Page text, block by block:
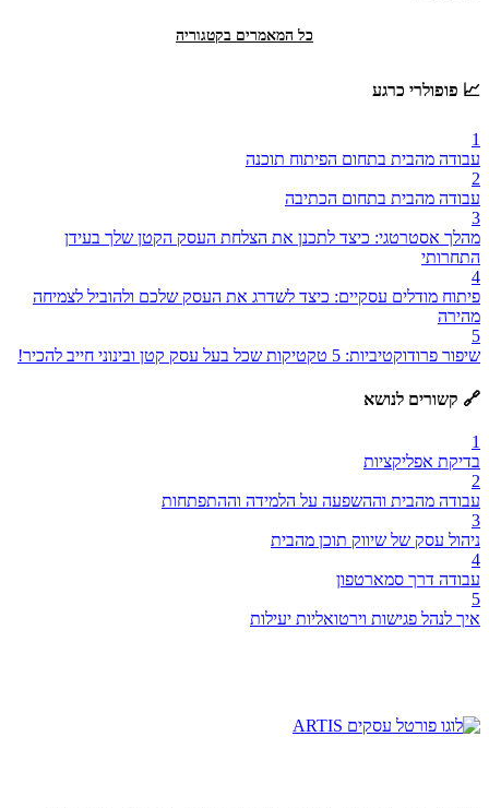
כל המאמרים בקטגוריה
📈 פופולרי כרגע
1
עבודה מהבית בתחום הפיתוח תוכנה
2
עבודה מהבית בתחום הכתיבה
3
מהלך אסטרטגי: כיצד לתכנן את הצלחת העסק הקטן שלך בעידן
התחרותי
4
פיתוח מודלים עסקיים: כיצד לשדרג את העסק שלכם ולהוביל לצמיחה
מהירה
5
שיפור פרודוקטיביות: 5 טקטיקות שכל בעל עסק קטן ובינוני חייב להכיר!
🔗 קשורים לנושא
1
בדיקת אפליקציות
2
עבודה מהבית וההשפעה על הלמידה וההתפתחות
3
ניהול עסק של שיווק תוכן מהבית
4
עבודה דרך סמארטפון
5
איך לנהל פגישות וירטואליות יעילות